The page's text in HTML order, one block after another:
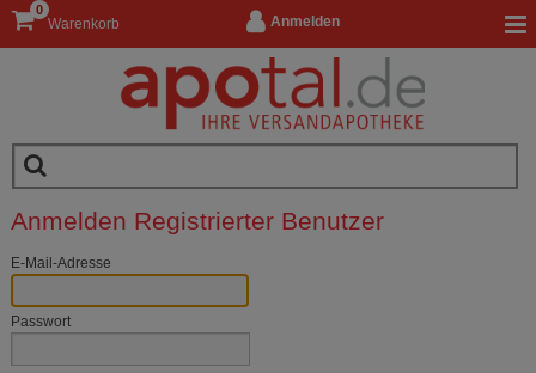
Anmelden
Warenkorb
0
Anmelden Registrierter Benutzer
E-Mail-Adresse
Passwort